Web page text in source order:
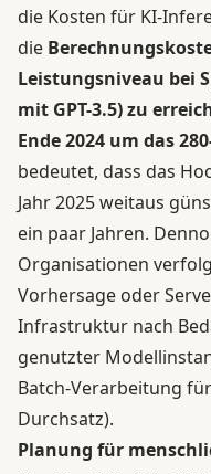
die Kosten für KI-
die
Leistungsniveau bei
mit GPT-3.5) zu
Ende 2024 um das
bedeutet, dass das
Jahr 2025 weitaus
ein paar Jahren.
Organisationen
Vorhersage oder
Infrastruktur nach
genutzter
Batch-Verarbeitung
Durchsatz).
Planung für